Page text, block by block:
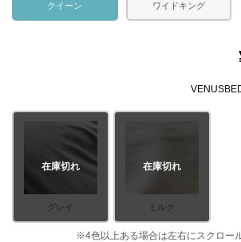
クイーン ワイドキング
グレイ
在庫切れ
ミルク
在庫切れ